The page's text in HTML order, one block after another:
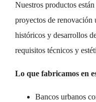
Nuestros productos
proyectos de renovación
históricos y desarrollos
requisitos técnicos y
Lo que fabricamos en
Bancos urbanos